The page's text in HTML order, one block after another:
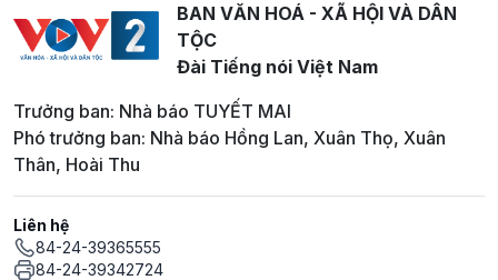
BAN VĂN HOÁ - XÃ HỘI VÀ DÂN
TỘC
Đài Tiếng nói Việt Nam
Trưởng ban: Nhà báo TUYẾT MAI
Phó trưởng ban: Nhà báo Hồng Lan, Xuân Thọ, Xuân
Thân, Hoài Thu
Liên hệ
84-24-39365555
84-24-39342724